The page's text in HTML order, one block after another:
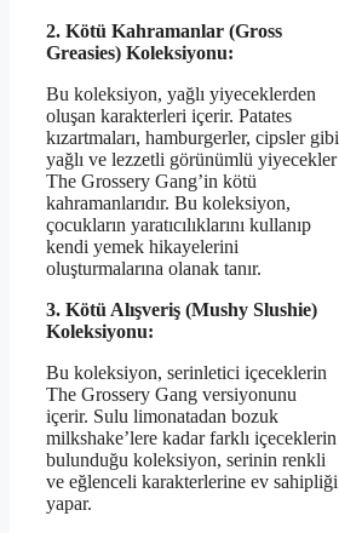
2. Kötü Kahramanlar (Gross
Greasies) Koleksiyonu:
Bu koleksiyon, yağlı yiyeceklerden
oluşan karakterleri içerir. Patates
kızartmaları, hamburgerler, cipsler gibi
yağlı ve lezzetli görünümlü yiyecekler
The Grossery Gang’in kötü
kahramanlarıdır. Bu koleksiyon,
çocukların yaratıcılıklarını kullanıp
kendi yemek hikayelerini
oluşturmalarına olanak tanır.
3. Kötü Alışveriş (Mushy Slushie)
Koleksiyonu:
Bu koleksiyon, serinletici içeceklerin
The Grossery Gang versiyonunu
içerir. Sulu limonatadan bozuk
milkshake’lere kadar farklı içeceklerin
bulunduğu koleksiyon, serinin renkli
ve eğlenceli karakterlerine ev sahipliği
yapar.